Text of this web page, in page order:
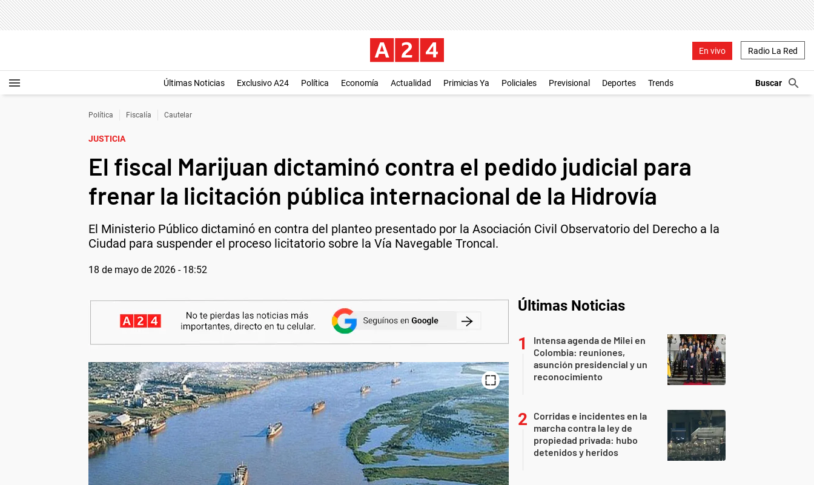
En vivo Radio La Red
Últimas Noticias Exclusivo A24 Política Economía Actualidad Primicias Ya Policiales Previsional Deportes Trends
Política Fiscalía Cautelar
JUSTICIA
El fiscal Marijuan dictaminó contra el pedido judicial para
frenar la licitación pública internacional de la Hidrovía
El Ministerio Público dictaminó en contra del planteo presentado por la Asociación Civil Observatorio del Derecho a la
Ciudad para suspender el proceso licitatorio sobre la Vía Navegable Troncal.
18 de mayo de 2026 - 18:52
Últimas Noticias
Intensa agenda de Milei en
Colombia: reuniones,
asunción presidencial y un
reconocimiento
Corridas e incidentes en la
marcha contra la ley de
propiedad privada: hubo
detenidos y heridos